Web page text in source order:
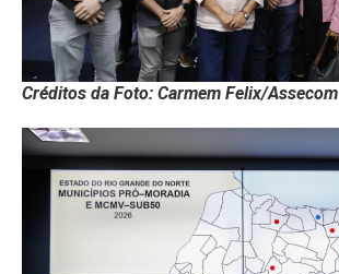
Créditos da Foto: Carmem Felix/Assecom